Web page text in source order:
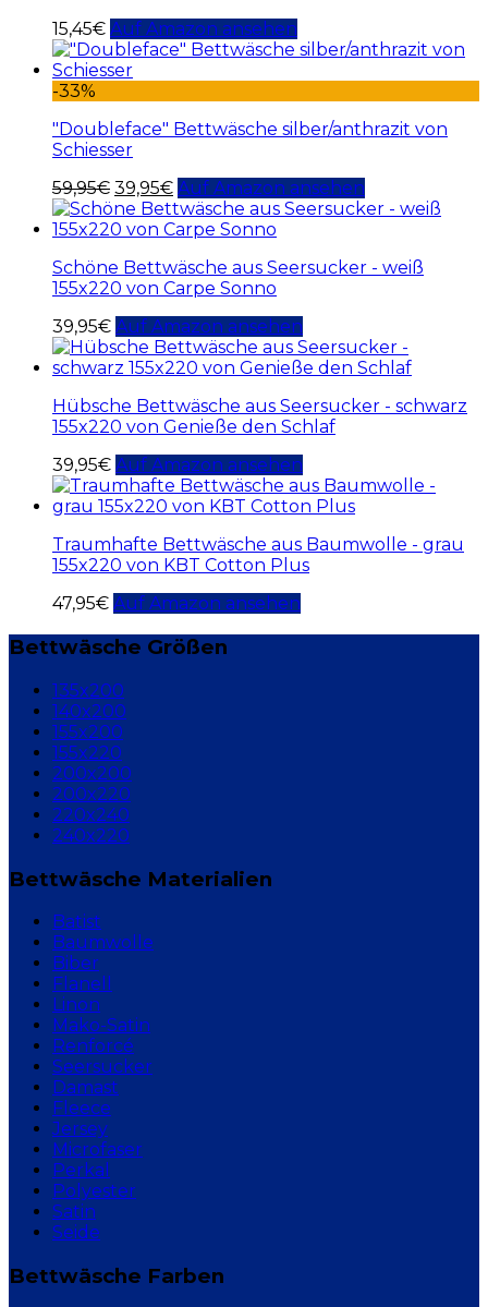
15,45€ Auf Amazon ansehen
-33%
"Doubleface" Bettwäsche silber/anthrazit von
Schiesser
59,95€ 39,95€ Auf Amazon ansehen
Schöne Bettwäsche aus Seersucker - weiß
155x220 von Carpe Sonno
39,95€ Auf Amazon ansehen
Hübsche Bettwäsche aus Seersucker - schwarz
155x220 von Genieße den Schlaf
39,95€ Auf Amazon ansehen
Traumhafte Bettwäsche aus Baumwolle - grau
155x220 von KBT Cotton Plus
47,95€ Auf Amazon ansehen
Bettwäsche Größen
135x200
140x200
155x200
155x220
200x200
200x220
220x240
240x220
Bettwäsche Materialien
Batist
Baumwolle
Biber
Flanell
Linon
Mako-Satin
Renforcé
Seersucker
Damast
Fleece
Jersey
Microfaser
Perkal
Polyester
Satin
Seide
Bettwäsche Farben